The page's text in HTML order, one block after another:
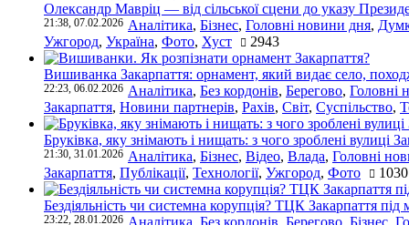
Олександр Мавріц — від сільської сцени до указу
21:38, 07.02.2026 Аналітика, Бізнес, Головні новини дня,
Ужгород, Україна, Фото, Хуст 2943
Вишиванка Закарпаття: орнамент, який видає село,
22:23, 06.02.2026 Аналітика, Без кордонів, Берегово, Головні
Закарпаття, Новини партнерів, Рахів, Світ, Суспільство,
Бруківка, яку знімають і нищать: з чого зроблені вулиці
21:30, 31.01.2026 Аналітика, Бізнес, Відео, Влада, Головні
Закарпаття, Публікації, Технології, Ужгород, Фото 1030
Бездіяльність чи системна корупція? ТЦК Закарпаття
23:22, 28.01.2026